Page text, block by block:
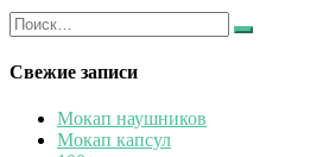
Искать:
Найти
Свежие записи
Мокап наушников
Мокап капсул